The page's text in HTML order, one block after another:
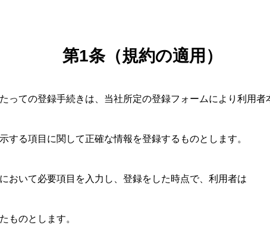
第1条（規約の適用）
っての登録手続きは、当社所定の登録フォームにより利用者
する項目に関して正確な情報を登録するものとします。
おいて必要項目を入力し、登録をした時点で、利用者は
ものとします。